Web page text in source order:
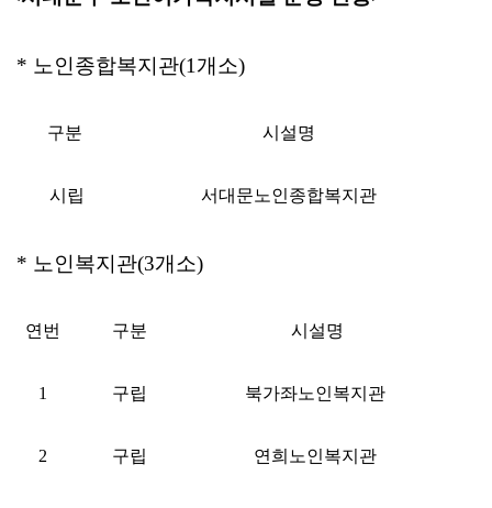
* 노인종합복지관(1개소)
구분 시설명
시립 서대문노인종합복지관
* 노인복지관(3개소)
연번 구분 시설명
1 구립 북가좌노인복지관
2 구립 연희노인복지관